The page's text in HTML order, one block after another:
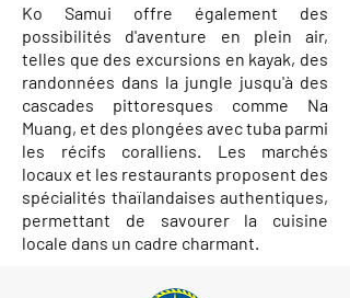
Ko Samui offre également des
possibilités d'aventure en plein air,
telles que des excursions en kayak, des
randonnées dans la jungle jusqu'à des
cascades pittoresques comme Na
Muang, et des plongées avec tuba parmi
les récifs coralliens. Les marchés
locaux et les restaurants proposent des
spécialités thaïlandaises authentiques,
permettant de savourer la cuisine
locale dans un cadre charmant.